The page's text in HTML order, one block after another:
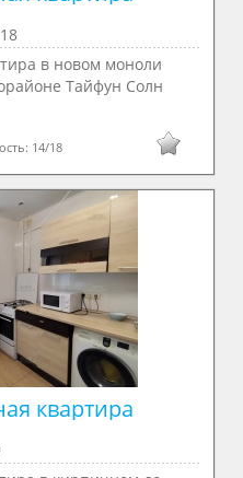
в новом моноли
Тайфун Солн
14/18
квартира